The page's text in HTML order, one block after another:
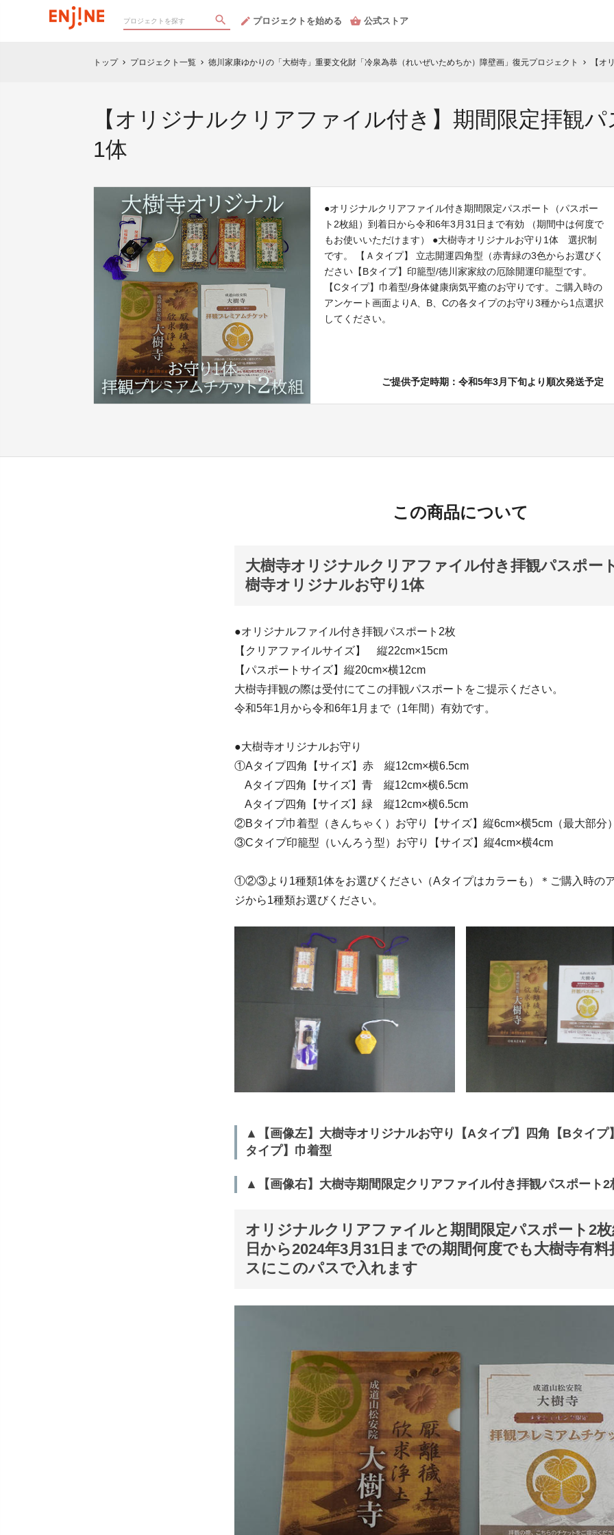
プロジェクトを始める 公式ストア
トップ chevron_right プロジェクト一覧 chevron_right 徳川家康ゆかりの「大樹寺」重要文化財「冷泉為恭（れいぜいためちか）障壁画」復元プロジェクト chevron_right 【オ
【オリジナルクリアファイル付き】期間限定拝観
1体
●オリジナルクリアファイル付き期間限定パスポート（パスポー
ト2枚組）到着日から令和6年3月31日まで有効 （期間中は何度で
もお使いいただけます） ●大樹寺オリジナルお守り1体 選択制
です。 【Ａタイプ】 立志開運四角型（赤青緑の3色からお選びく
ださい【Bタイプ】印籠型/徳川家家紋の厄除開運印籠型です。
【Cタイプ】巾着型/身体健康病気平癒のお守りです。ご購入時の
アンケート画面よりA、B、Cの各タイプのお守り3種から1点選択
してください。
ご提供予定時期：令和5年3月下旬より順次発送予定
この商品について
大樹寺オリジナルクリアファイル付き拝観パスポー
樹寺オリジナルお守り1体
●オリジナルファイル付き拝観パスポート2枚
【クリアファイルサイズ】 縦22cm×15cm
【パスポートサイズ】縦20cm×横12cm
大樹寺拝観の際は受付にてこの拝観パスポートをご提示ください。
令和5年1月から令和6年1月まで（1年間）有効です。
●大樹寺オリジナルお守り
①Aタイプ四角【サイズ】赤 縦12cm×横6.5cm
Aタイプ四角【サイズ】青 縦12cm×横6.5cm
Aタイプ四角【サイズ】緑 縦12cm×横6.5cm
②Bタイプ巾着型（きんちゃく）お守り【サイズ】縦6cm×横5cm（最大部分）
③Cタイプ印籠型（いんろう型）お守り【サイズ】縦4cm×横4cm
①②③より1種類1体をお選びください（Aタイプはカラーも）＊ご購入時の
ジから1種類お選びください。
▲【画像左】大樹寺オリジナルお守り【Aタイプ】四角【Bタイプ
タイプ】巾着型
▲【画像右】大樹寺期間限定クリアファイル付き拝観パスポート2
オリジナルクリアファイルと期間限定パスポート2
日から2024年3月31日までの期間何度でも大樹寺有料
スにこのパスで入れます